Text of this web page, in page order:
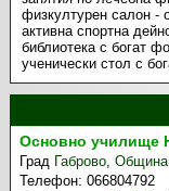
физкултурен салон -
активна спортна
библиотека с богат
ученически стол с
Основно училище
Град Габрово,Община
Телефон:066804792